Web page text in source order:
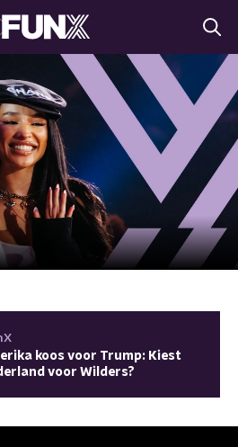
koos voor Trump: Kiest
voor Wilders?